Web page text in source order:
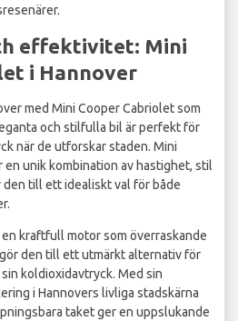
effektivitet: Mini
i Hannover
med Mini Cooper Cabriolet som
och stilfulla bil är perfekt för
när de utforskar staden. Mini
unik kombination av hastighet, stil
till ett idealiskt val för både
kraftfull motor som överraskande
den till ett utmärkt alternativ för
koldioxidavtryck. Med sin
i Hannovers livliga stadskärna
taket ger en uppslukande